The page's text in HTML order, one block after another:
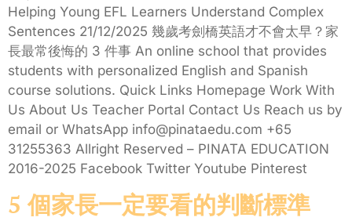
Helping Young EFL Learners Understand Complex
Sentences 21/12/2025 幾歲考劍橋英語才不會太早？家
長最常後悔的 3 件事 An online school that provides
students with personalized English and Spanish
course solutions. Quick Links Homepage Work With
Us About Us Teacher Portal Contact Us Reach us by
email or WhatsApp info@pinataedu.com +65
31255363 Allright Reserved – PINATA EDUCATION
2016-2025 Facebook Twitter Youtube Pinterest
5 個家長一定要看的判斷標準